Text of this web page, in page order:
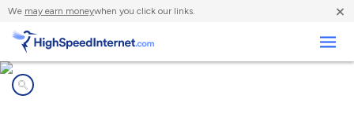
We may earn moneywhen you click our links. ×